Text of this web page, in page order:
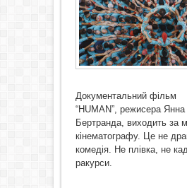
Документальний фільм
“HUMAN”, режисера
Бертранда, виходить за
кінематографу. Це не
комедія. Не плівка, не
ракурси.